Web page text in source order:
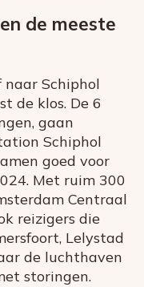
de meeste
naar Schiphol
de klos. De 6
gaan
Schiphol
goed voor
Met ruim 300
Centraal
reizigers die
Lelystad
de luchthaven
storingen.